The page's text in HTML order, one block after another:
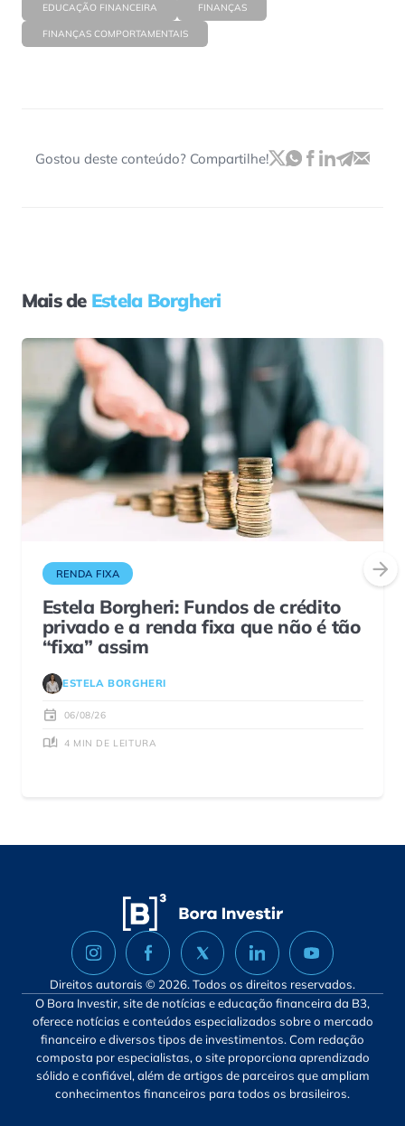
EDUCAÇÃO FINANCEIRA FINANÇAS
FINANÇAS COMPORTAMENTAIS
Gostou deste conteúdo? Compartilhe!
Mais de Estela Borgheri
RENDA FIXA
Estela Borgheri: Fundos de crédito
privado e a renda fixa que não é tão
“fixa” assim
ESTELA BORGHERI
06/08/26
4 MIN DE LEITURA
Direitos autorais © 2026. Todos os direitos reservados.
O Bora Investir, site de notícias e educação financeira da B3,
oferece notícias e conteúdos especializados sobre o mercado
financeiro e diversos tipos de investimentos. Com redação
composta por especialistas, o site proporciona aprendizado
sólido e confiável, além de artigos de parceiros que ampliam
conhecimentos financeiros para todos os brasileiros.